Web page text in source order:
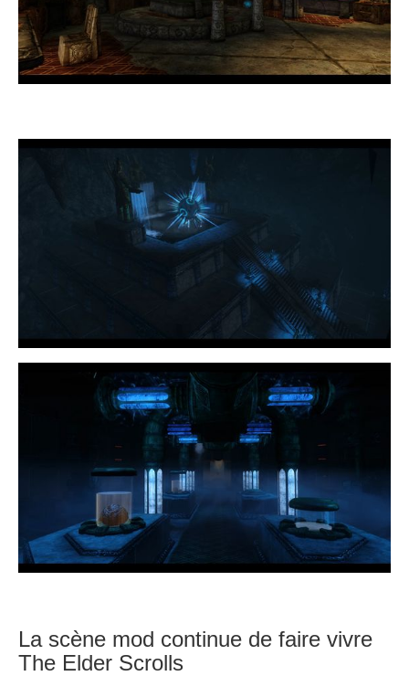
La scène mod continue de faire vivre
The Elder Scrolls